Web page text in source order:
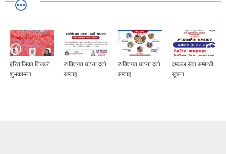
हरितालिका तिजको
शुभकामना
ब्यक्तिगत घटना दर्ता
सप्ताह
ब्यक्तिगत घटना दर्ता
सप्ताह
दमकल सेवा सम्बन्धी
सूचना